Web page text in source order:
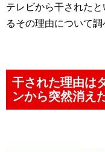
テレビから干された
るその理由について調
干された理由は
ンから突然消え